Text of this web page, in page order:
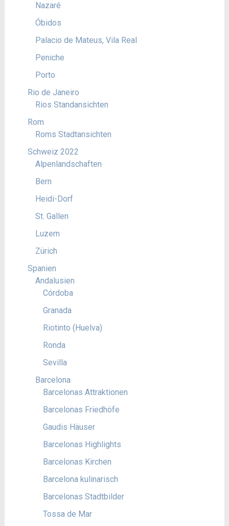
Nazaré
Óbidos
Palacio de Mateus, Vila Real
Peniche
Porto
Rio de Janeiro
Rios Standansichten
Rom
Roms Stadtansichten
Schweiz 2022
Alpenlandschaften
Bern
Heidi-Dorf
St. Gallen
Luzern
Zürich
Spanien
Andalusien
Córdoba
Granada
Riotinto (Huelva)
Ronda
Sevilla
Barcelona
Barcelonas Attraktionen
Barcelonas Friedhöfe
Gaudis Häuser
Barcelonas Highlights
Barcelonas Kirchen
Barcelona kulinarisch
Barcelonas Stadtbilder
Tossa de Mar